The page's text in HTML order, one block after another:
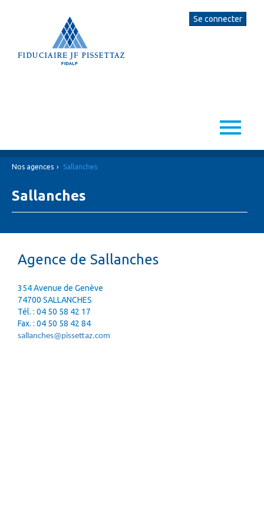
FIDUCIAIRE JF PISSETTAZ ▼
Nos agences Sallanches
Sallanches
Agence de Sallanches
354 Avenue de Genève
74700 SALLANCHES
Tél. : 04 50 58 42 17
Fax. : 04 50 58 42 84
sallanches@pissettaz.com